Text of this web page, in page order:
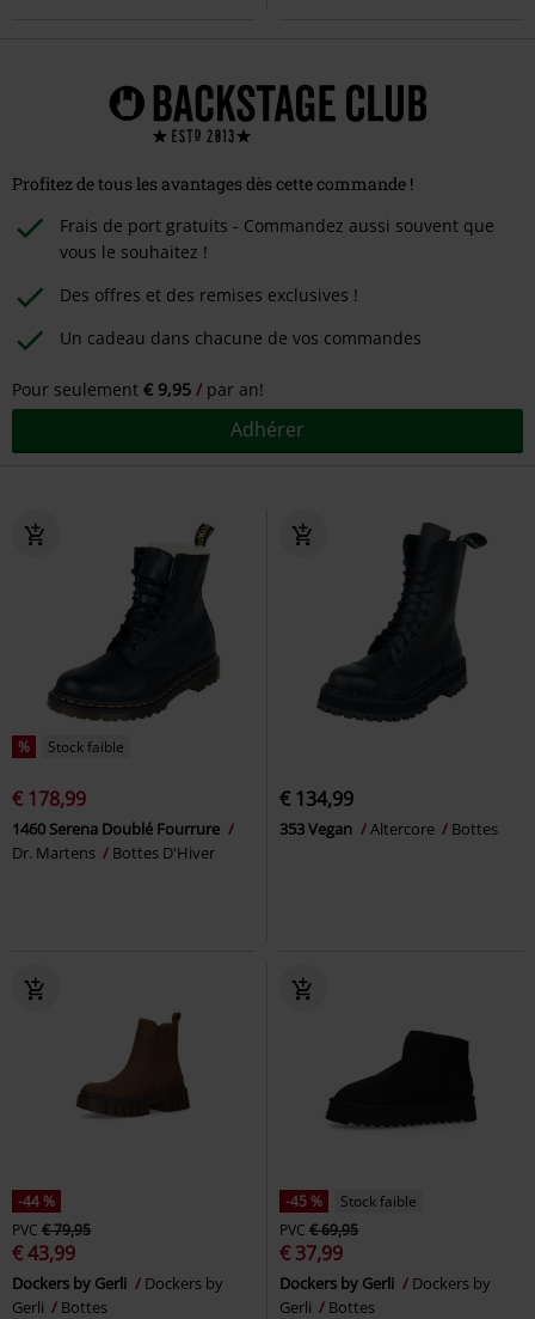
Profitez de tous les avantages dès cette commande !
Frais de port gratuits - Commandez aussi souvent que
vous le souhaitez !
Des offres et des remises exclusives !
Un cadeau dans chacune de vos commandes
Pour seulement € 9,95 par an!
Adhérer
% Stock faible
€ 178,99
1460 Serena Doublé Fourrure
Dr. Martens
Bottes D'Hiver
€ 134,99
353 Vegan Altercore Bottes
-44 %
PVC € 79,95
€ 43,99
Dockers by Gerli
Dockers by
Gerli
Bottes
-45 %
Stock faible
PVC € 69,95
€ 37,99
Dockers by Gerli
Dockers by
Gerli
Bottes